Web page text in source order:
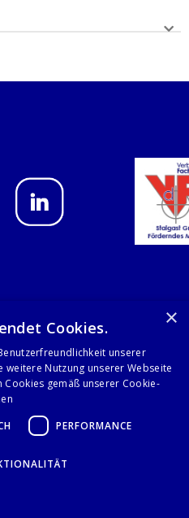
×
Cookies.
unserer
weitere Nutzung unserer Webseite
Cookies gemäß unserer Cookie-
PERFORMANCE